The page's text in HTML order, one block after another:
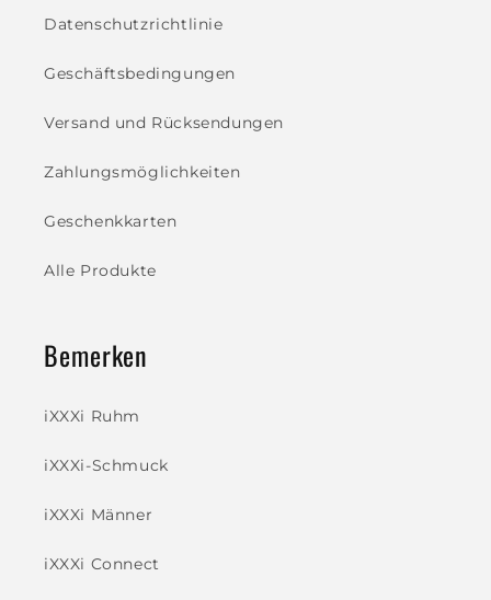
Datenschutzrichtlinie
Geschäftsbedingungen
Versand und Rücksendungen
Zahlungsmöglichkeiten
Geschenkkarten
Alle Produkte
Bemerken
iXXXi Ruhm
iXXXi-Schmuck
iXXXi Männer
iXXXi Connect